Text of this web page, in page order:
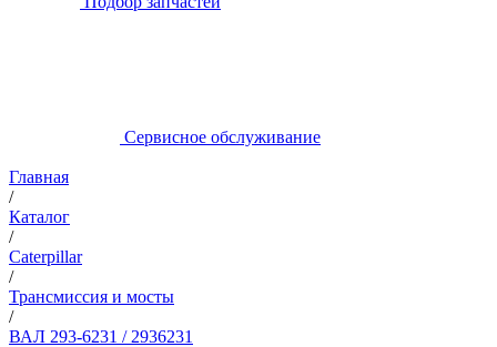
Сервисное обслуживание
Главная
/
Каталог
/
Caterpillar
/
Трансмиссия и мосты
/
ВАЛ 293-6231 / 2936231